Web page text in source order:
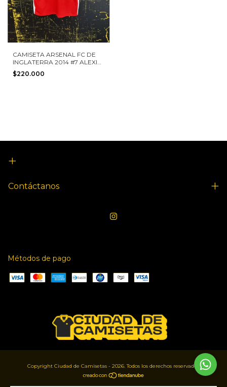
CAMISETA ARSENAL FC DE
INGLATERRA 2014 #7 ALEXIS
PUMA TALLA M
$220.000
Contáctanos
Métodos de pago
Copyright Ciudad de Camisetas - 2026. Todos los derechos reservados.